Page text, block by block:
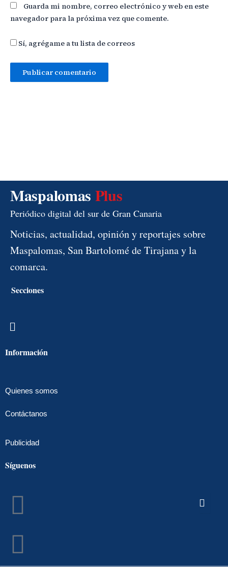
Guarda mi nombre, correo electrónico y web en este
navegador para la próxima vez que comente.
Sí, agrégame a tu lista de correos
Maspalomas Plus
Periódico digital del sur de Gran Canaria
Noticias, actualidad, opinión y reportajes sobre
Maspalomas, San Bartolomé de Tirajana y la
comarca.
Secciones
Menú
Información
Quienes somos
Contáctanos
Publicidad
Síguenos
Facebook
Instagram